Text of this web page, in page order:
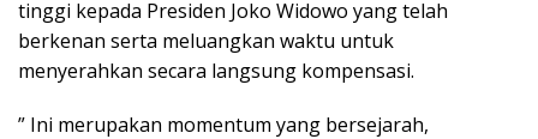
tinggi kepada Presiden Joko Widowo yang telah
berkenan serta meluangkan waktu untuk
menyerahkan secara langsung kompensasi.
” Ini merupakan momentum yang bersejarah,